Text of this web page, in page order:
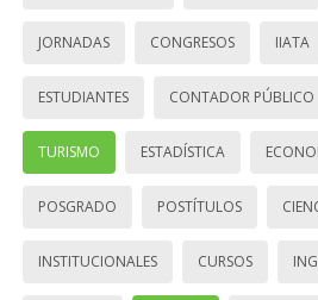
JORNADAS CONGRESOS IIATA
ESTUDIANTES CONTADOR PÚBLICO
TURISMO ESTADÍSTICA
POSGRADO POSTÍTULOS
INSTITUCIONALES CURSOS